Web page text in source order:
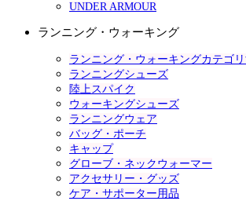
UNDER ARMOUR
ランニング・ウォーキング
ランニング・ウォーキングカテゴ
ランニングシューズ
陸上スパイク
ウォーキングシューズ
ランニングウェア
バッグ・ポーチ
キャップ
グローブ・ネックウォーマー
アクセサリー・グッズ
ケア・サポーター用品